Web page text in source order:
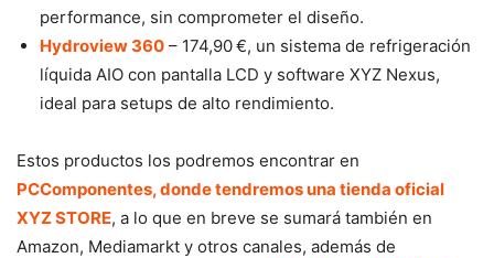
performance, sin comprometer el diseño.
Hydroview 360 – 174,90 €, un sistema de refrigeración
líquida AIO con pantalla LCD y software XYZ Nexus,
ideal para setups de alto rendimiento.
Estos productos los podremos encontrar en
PCComponentes, donde tendremos una tienda oficial
XYZ STORE, a lo que en breve se sumará también en
Amazon, Mediamarkt y otros canales, además de